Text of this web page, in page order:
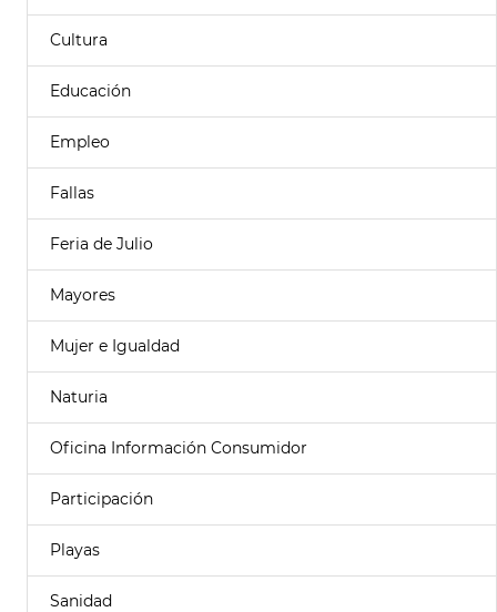
Cultura
Educación
Empleo
Fallas
Feria de Julio
Mayores
Mujer e Igualdad
Naturia
Oficina Información Consumidor
Participación
Playas
Sanidad